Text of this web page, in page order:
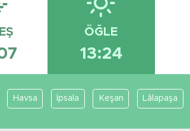
ÖĞLE
13:24
Havsa İpsala Keşan Lâlapaşa